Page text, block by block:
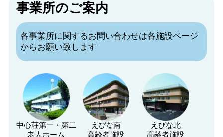
事業所のご案内
各事業所に関するお問い合わせは各施設ページ
からお願い致します
中心荘第一・第二
老人ホーム
えびな南
高齢者施設
えびな北
高齢者施設